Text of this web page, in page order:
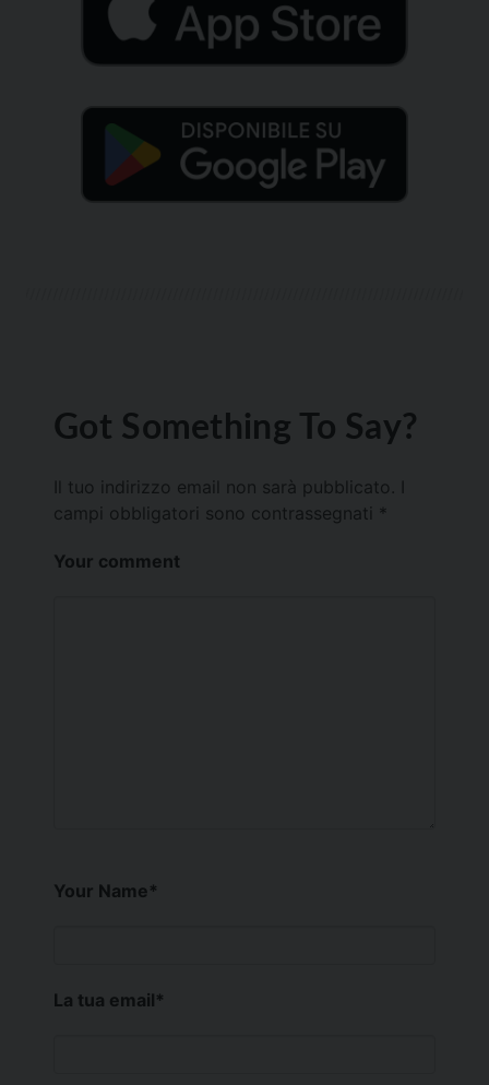
Got Something To Say?
Il tuo indirizzo email non sarà pubblicato.
campi obbligatori sono contrassegnati *
Your comment
Your Name*
La tua email*